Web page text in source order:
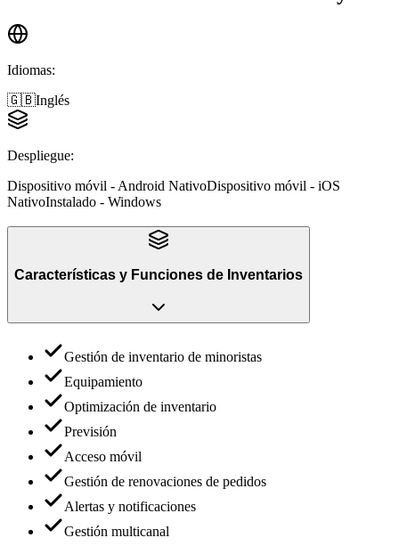
Idiomas:
🇬🇧Inglés
Despliegue:
Dispositivo móvil - Android NativoDispositivo móvil - iOS
NativoInstalado - Windows
Características y Funciones de Inventarios
Gestión de inventario de minoristas
Equipamiento
Optimización de inventario
Previsión
Acceso móvil
Gestión de renovaciones de pedidos
Alertas y notificaciones
Gestión multicanal